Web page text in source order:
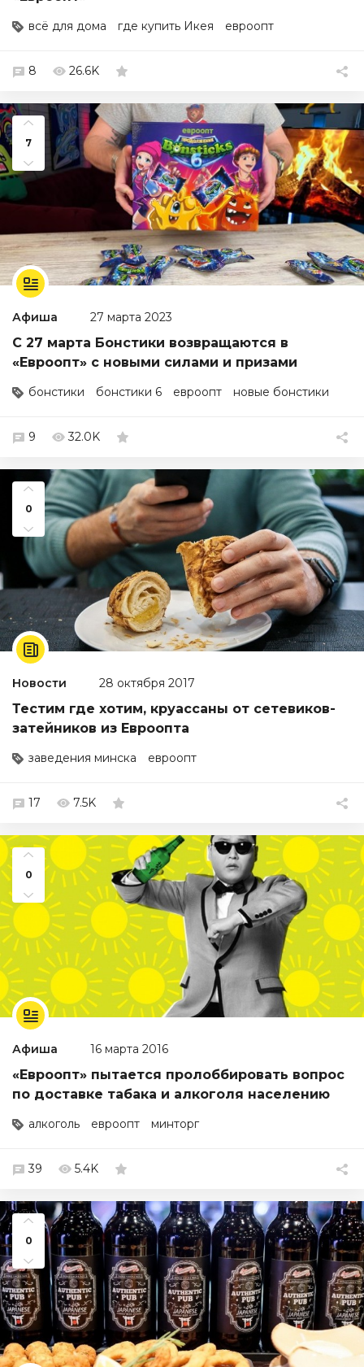
всё для дома где купить Икея евроопт
8 26.6K
7
Афиша 27 марта 2023
С 27 марта Бонстики возвращаются в
«Евроопт» с новыми силами и призами
бонстики бонстики 6 евроопт новые бонстики
9 32.0K
0
Новости 28 октября 2017
Тестим где хотим, круассаны от сетевиков-
затейников из Евроопта
заведения минска евроопт
17 7.5K
0
Афиша 16 марта 2016
«Евроопт» пытается пролоббировать вопрос
по доставке табака и алкоголя населению
алкоголь евроопт минторг
39 5.4K
0